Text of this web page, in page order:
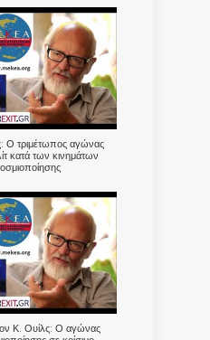
Ο τριμέτωπος αγώνας
κατά των κινημάτων
Κ. Ουίλς: Ο αγώνας